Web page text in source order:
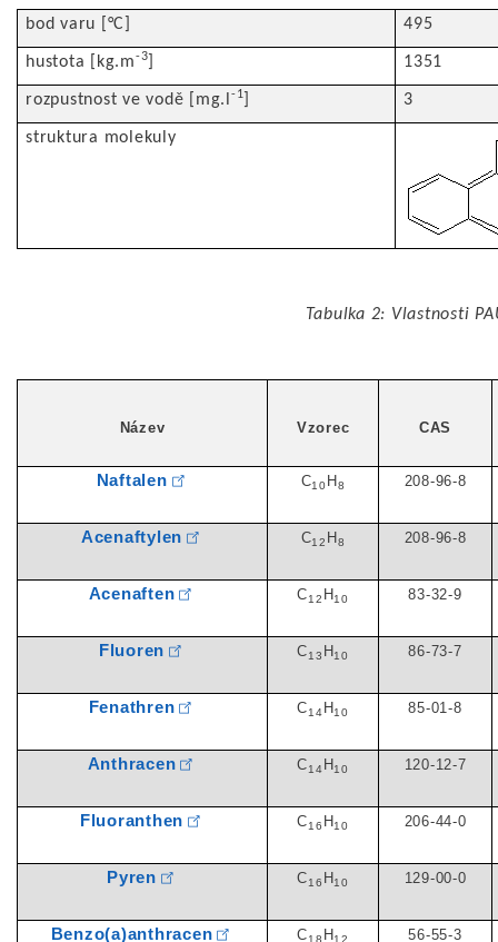
bod varu [°C] 495
hustota [kg.m-3 1351
rozpustnost ve vodě [mg.l-1 3
struktura molekuly
Tabulka 2: Vlastnosti
Název Vzorec CAS
Naftalen C10 H 8 208-96-8
Acenaftylen C12 H 8 208-96-8
Acenaften C12 H 10 83-32-9
Fluoren C13 H 10 86-73-7
Fenathren C14 H 10 85-01-8
Anthracen C14 H 10 120-12-7
Fluoranthen C16 H 10 206-44-0
Pyren C16 H 10 129-00-0
Benzo(a)anthracen C18 H 12 56-55-3